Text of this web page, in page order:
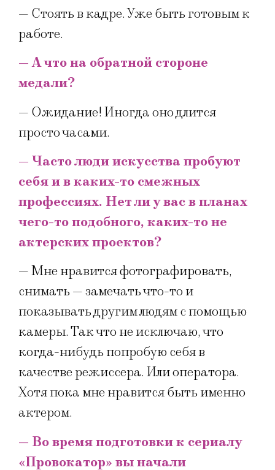
— Стоять в кадре. Уже быть готовым к
работе.
— А что на обратной стороне
медали?
— Ожидание! Иногда оно длится
просто часами.
— Часто люди искусства пробуют
себя и в каких-то смежных
профессиях. Нет ли у вас в планах
чего-то подобного, каких-то не
актерских проектов?
— Мне нравится фотографировать,
снимать — замечать что-то и
показывать другим людям с помощью
камеры. Так что не исключаю, что
когда-нибудь попробую себя в
качестве режиссера. Или оператора.
Хотя пока мне нравится быть именно
актером.
— Во время подготовки к сериалу
«Провокатор» вы начали